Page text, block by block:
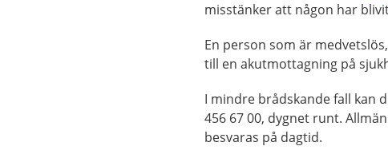
misstänker att någon har
En person som är
till en akutmottagning på
I mindre brådskande fall kan
456 67 00, dygnet runt.
besvaras på dagtid.